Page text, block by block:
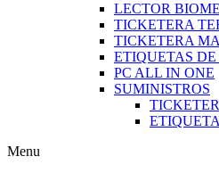
LECTOR
TICKETERA
TICKETERA
ETIQUETAS
PC ALL IN ONE
SUMINISTROS
Menu